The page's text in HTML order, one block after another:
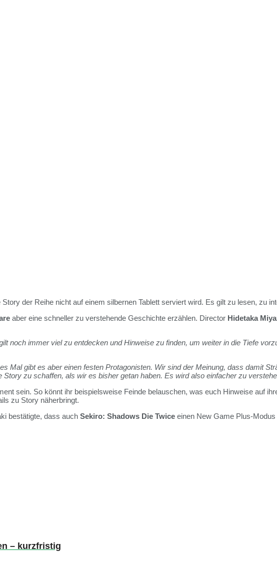
der Reihe nicht auf einem silbernen Tablett serviert wird. Es gilt zu lesen, zu
aber eine schneller zu verstehende Geschichte erzählen. Director Hidetaka
noch immer viel zu entdecken und Hinweise zu finden, um weiter in die Tiefe
Mal gibt es aber einen festen Protagonisten. Wir sind der Meinung, dass damit
zu schaffen, als wir es bisher getan haben. Es wird also einfacher zu
sein. So könnt ihr beispielsweise Feinde belauschen, was euch Hinweise auf
zu Story näherbringt.
bestätigte, dass auch Sekiro: Shadows Die Twice einen New Game Plus-
– kurzfristig